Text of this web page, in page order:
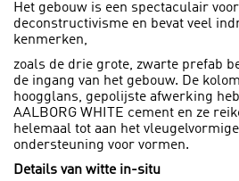
Het gebouw is een spectaculair
deconstructivisme en bevat veel
kenmerken,
zoals de drie grote, zwarte prefab
de ingang van het gebouw. De
hoogglans, gepolijste afwerking
AALBORG WHITE cement en ze
helemaal tot aan het
ondersteuning voor vormen.
Details van witte in-situ